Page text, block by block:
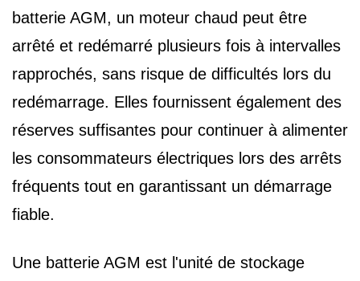
batterie AGM, un moteur chaud peut être
arrêté et redémarré plusieurs fois à intervalles
rapprochés, sans risque de difficultés lors du
redémarrage. Elles fournissent également des
réserves suffisantes pour continuer à alimenter
les consommateurs électriques lors des arrêts
fréquents tout en garantissant un démarrage
fiable.
Une batterie AGM est l'unité de stockage